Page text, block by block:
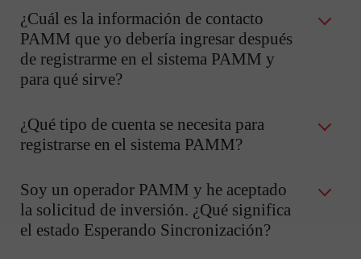
¿Cuál es la información de contacto
PAMM que yo debería ingresar después
de registrarme en el sistema PAMM y
para qué sirve?
¿Qué tipo de cuenta se necesita para
registrarse en el sistema PAMM?
Soy un operador PAMM y he aceptado
la solicitud de inversión. ¿Qué significa
el estado Esperando Sincronización?